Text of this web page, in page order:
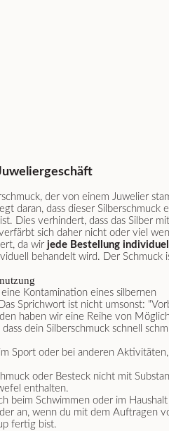
der von einem Juwelier
daran, dass dieser Silberschmuck
Dies verhindert, dass das Silber
sich daher nicht oder viel
da wir jede Bestellung
behandelt wird. Der Schmuck
Kontamination eines silbernen
Sprichwort ist nicht umsonst:
haben wir eine Reihe von
dein Silberschmuck schnell
Sport oder bei anderen
oder Besteck nicht mit
enthalten.
beim Schwimmen oder im Haushalt
an, wenn du mit dem Auftragen
fertig bist.